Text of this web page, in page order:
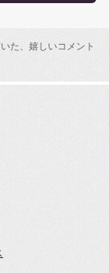
いた、嬉しいコメント